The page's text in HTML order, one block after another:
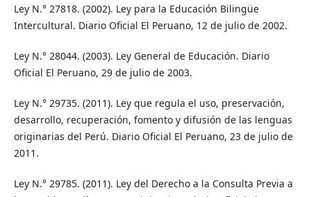
Ley N.° 27818. (2002). Ley para la Educación Bilingüe
Intercultural. Diario Oficial El Peruano, 12 de julio de 2002.
Ley N.° 28044. (2003). Ley General de Educación. Diario
Oficial El Peruano, 29 de julio de 2003.
Ley N.° 29735. (2011). Ley que regula el uso, preservación,
desarrollo, recuperación, fomento y difusión de las lenguas
originarias del Perú. Diario Oficial El Peruano, 23 de julio de
2011.
Ley N.° 29785. (2011). Ley del Derecho a la Consulta Previa a